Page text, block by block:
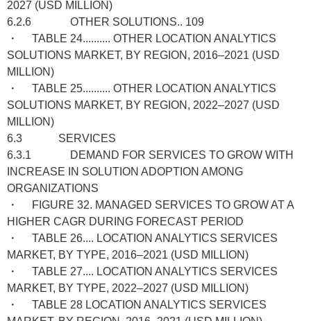
2027 (USD MILLION)
6.2.6 OTHER SOLUTIONS.. 109
・ TABLE 24.......... OTHER LOCATION ANALYTICS
SOLUTIONS MARKET, BY REGION, 2016–2021 (USD
MILLION)
・ TABLE 25.......... OTHER LOCATION ANALYTICS
SOLUTIONS MARKET, BY REGION, 2022–2027 (USD
MILLION)
6.3 SERVICES
6.3.1 DEMAND FOR SERVICES TO GROW WITH
INCREASE IN SOLUTION ADOPTION AMONG
ORGANIZATIONS
・ FIGURE 32. MANAGED SERVICES TO GROW AT A
HIGHER CAGR DURING FORECAST PERIOD
・ TABLE 26.... LOCATION ANALYTICS SERVICES
MARKET, BY TYPE, 2016–2021 (USD MILLION)
・ TABLE 27.... LOCATION ANALYTICS SERVICES
MARKET, BY TYPE, 2022–2027 (USD MILLION)
・ TABLE 28 LOCATION ANALYTICS SERVICES